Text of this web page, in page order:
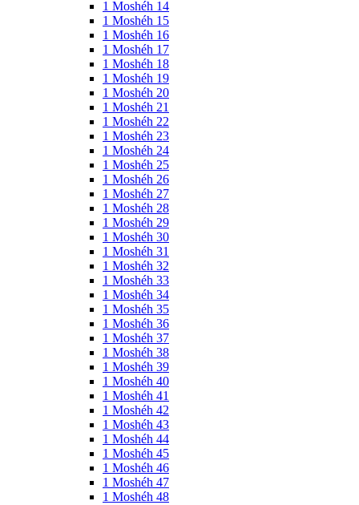
1 Moshéh 14
1 Moshéh 15
1 Moshéh 16
1 Moshéh 17
1 Moshéh 18
1 Moshéh 19
1 Moshéh 20
1 Moshéh 21
1 Moshéh 22
1 Moshéh 23
1 Moshéh 24
1 Moshéh 25
1 Moshéh 26
1 Moshéh 27
1 Moshéh 28
1 Moshéh 29
1 Moshéh 30
1 Moshéh 31
1 Moshéh 32
1 Moshéh 33
1 Moshéh 34
1 Moshéh 35
1 Moshéh 36
1 Moshéh 37
1 Moshéh 38
1 Moshéh 39
1 Moshéh 40
1 Moshéh 41
1 Moshéh 42
1 Moshéh 43
1 Moshéh 44
1 Moshéh 45
1 Moshéh 46
1 Moshéh 47
1 Moshéh 48